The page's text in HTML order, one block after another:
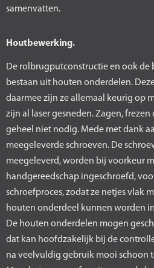
samenvatten.
Houtbewerking.
De rolbrugputconstructie en ook
bestaan uit houten onderdelen.
daarmee zijn ze allemaal keurig op
zijn al laser gesneden. Zagen,
geheel niet nodig. Mede met dank
meegeleverde schroeven. De
meegeleverd, worden bij voorkeur
handgereedschap ingeschroefd,
schroefproces, zodat ze netjes vlak
houten onderdeel kunnen worden
De houten onderdelen mogen
dat kan hoofdzakelijk bij de
na veelvuldig gebruik mooi schoon